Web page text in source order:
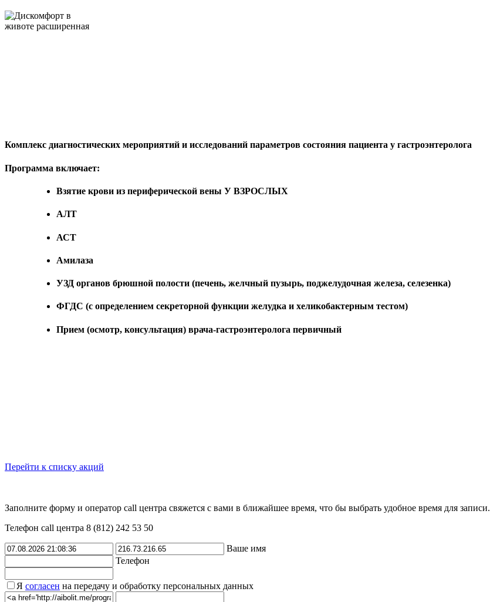
Комплекс диагностических мероприятий и исследований параметров состояния пациента у гастроэнтеролога
Программа включает:
Взятие крови из периферической вены У ВЗРОСЛЫХ
АЛТ
АСТ
Амилаза
УЗД органов брюшной полости (печень, желчный пузырь, поджелудочная железа, селезенка)
ФГДС (с определением секреторной функции желудка и хеликобактерным тестом)
Прием (осмотр, консультация) врача-гастроэнтеролога первичный
Перейти к списку акций
Заполните форму и оператор call центра свяжется с вами в ближайшее время, что бы выбрать удобное время для записи.
Телефон call центра 8 (812) 242 53 50
Ваше имя
Телефон
Я согласен на передачу и обработку персональных данных